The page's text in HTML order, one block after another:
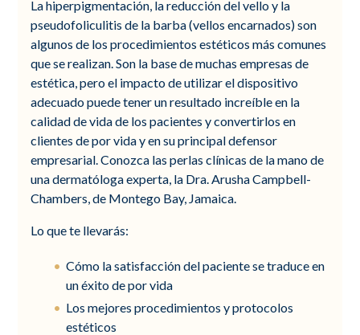
La hiperpigmentación, la reducción del vello y la
pseudofoliculitis de la barba (vellos encarnados) son
algunos de los procedimientos estéticos más comunes
que se realizan. Son la base de muchas empresas de
estética, pero el impacto de utilizar el dispositivo
adecuado puede tener un resultado increíble en la
calidad de vida de los pacientes y convertirlos en
clientes de por vida y en su principal defensor
empresarial. Conozca las perlas clínicas de la mano de
una dermatóloga experta, la Dra. Arusha Campbell-
Chambers, de Montego Bay, Jamaica.
Lo que te llevarás:
Cómo la satisfacción del paciente se traduce en
un éxito de por vida
Los mejores procedimientos y protocolos
estéticos